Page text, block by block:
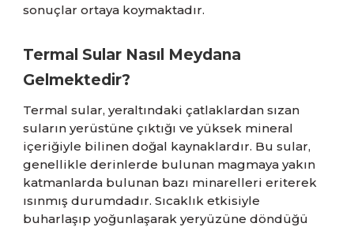
sonuçlar ortaya koymaktadır.
Termal Sular Nasıl Meydana
Gelmektedir?
Termal sular, yeraltındaki çatlaklardan sızan
suların yerüstüne çıktığı ve yüksek mineral
içeriğiyle bilinen doğal kaynaklardır. Bu sular,
genellikle derinlerde bulunan magmaya yakın
katmanlarda bulunan bazı minarelleri eriterek
ısınmış durumdadır. Sıcaklık etkisiyle
buharlaşıp yoğunlaşarak yeryüzüne döndüğü